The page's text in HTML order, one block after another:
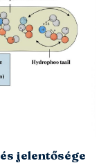
jelentősége